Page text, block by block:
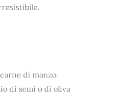
di manzo
di semi o di oliva